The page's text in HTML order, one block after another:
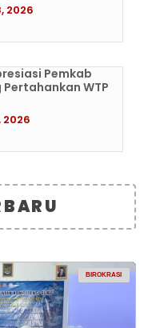
2026
Pemkab
WTP
2026
BIROKRASI